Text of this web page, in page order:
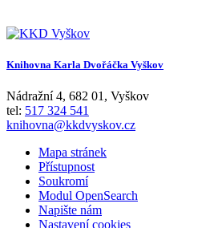
Knihovna Karla Dvořáčka Vyškov
Nádražní 4, 682 01, Vyškov
tel: 517 324 541
knihovna@kkdvyskov.cz
Mapa stránek
Přístupnost
Soukromí
Modul OpenSearch
Napište nám
Nastavení cookies